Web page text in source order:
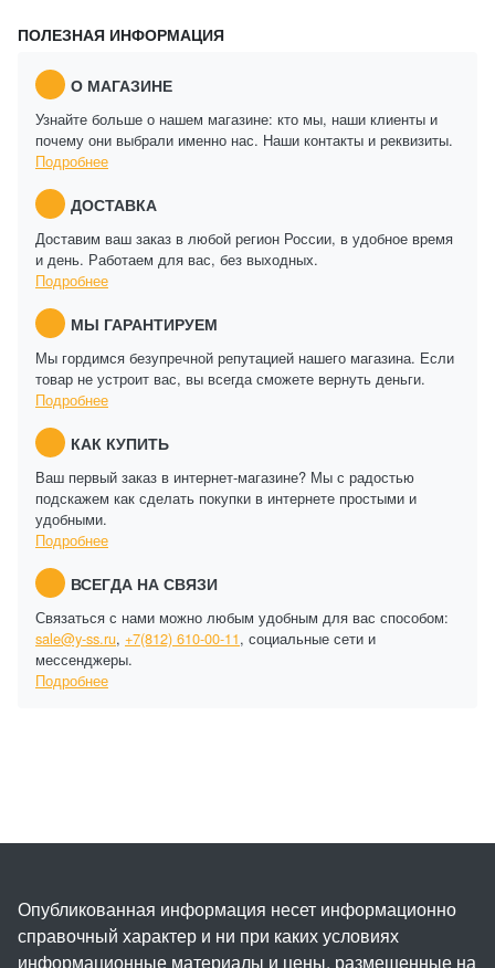
ПОЛЕЗНАЯ ИНФОРМАЦИЯ
О МАГАЗИНЕ
Узнайте больше о нашем магазине: кто мы, наши клиенты и
почему они выбрали именно нас. Наши контакты и реквизиты.
Подробнее
ДОСТАВКА
Доставим ваш заказ в любой регион России, в удобное время
и день. Работаем для вас, без выходных.
Подробнее
МЫ ГАРАНТИРУЕМ
Мы гордимся безупречной репутацией нашего магазина. Если
товар не устроит вас, вы всегда сможете вернуть деньги.
Подробнее
КАК КУПИТЬ
Ваш первый заказ в интернет-магазине? Мы с радостью
подскажем как сделать покупки в интернете простыми и
удобными.
Подробнее
ВСЕГДА НА СВЯЗИ
Связаться с нами можно любым удобным для вас способом:
sale@y-ss.ru, +7(812) 610-00-11, социальные сети и
мессенджеры.
Подробнее
Опубликованная информация несет информационно
справочный характер и ни при каких условиях
информационные материалы и цены, размещенные на